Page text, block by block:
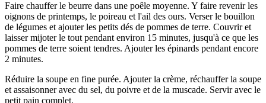
Faire chauffer le beurre dans une poêle moyenne. Y faire revenir les
oignons de printemps, le poireau et l'ail des ours. Verser le bouillon
de légumes et ajouter les petits dés de pommes de terre. Couvrir et
laisser mijoter le tout pendant environ 15 minutes, jusqu'à ce que les
pommes de terre soient tendres. Ajouter les épinards pendant encore
2 minutes.
Réduire la soupe en fine purée. Ajouter la crème, réchauffer la soupe
et assaisonner avec du sel, du poivre et de la muscade. Servir avec le
petit pain complet.